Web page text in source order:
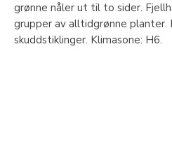
grønne nåler ut til to sider.
grupper av alltidgrønne planter.
skuddstiklinger. Klimasone: H6.